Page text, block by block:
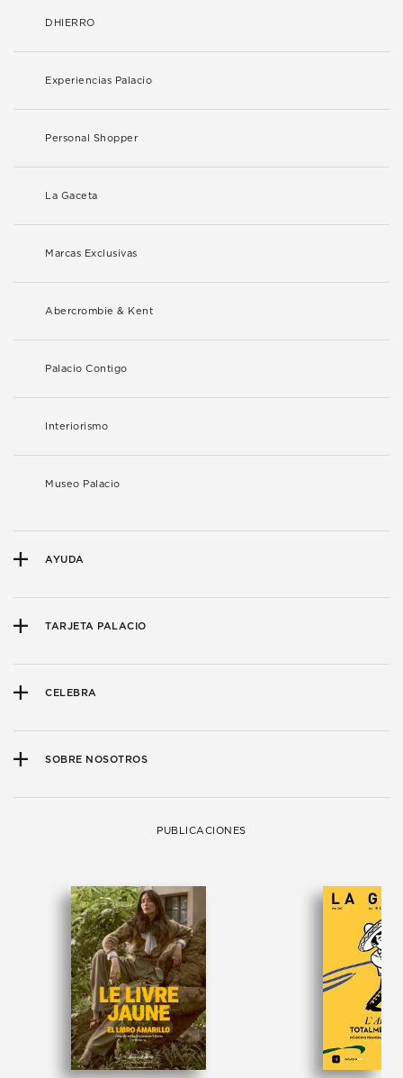
DHIERRO
Experiencias Palacio
Personal Shopper
La Gaceta
Marcas Exclusivas
Abercrombie & Kent
Palacio Contigo
Interiorismo
Museo Palacio
AYUDA
TARJETA PALACIO
CELEBRA
SOBRE NOSOTROS
PUBLICACIONES